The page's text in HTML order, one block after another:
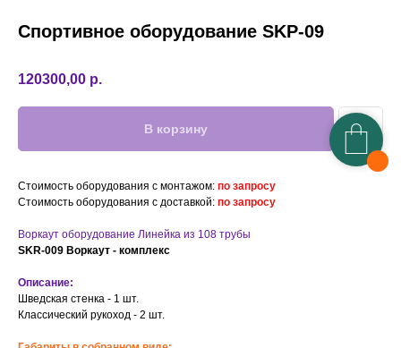
Спортивное оборудование SKP-09
120300,00 р.
В корзину
Стоимость оборудования с монтажом: по запросу
Стоимость оборудования с доставкой: по запросу
Воркаут оборудование Линейка из 108 трубы
SKR-009 Воркаут - комплекс
Описание:
Шведская стенка - 1 шт.
Классический рукоход - 2 шт.